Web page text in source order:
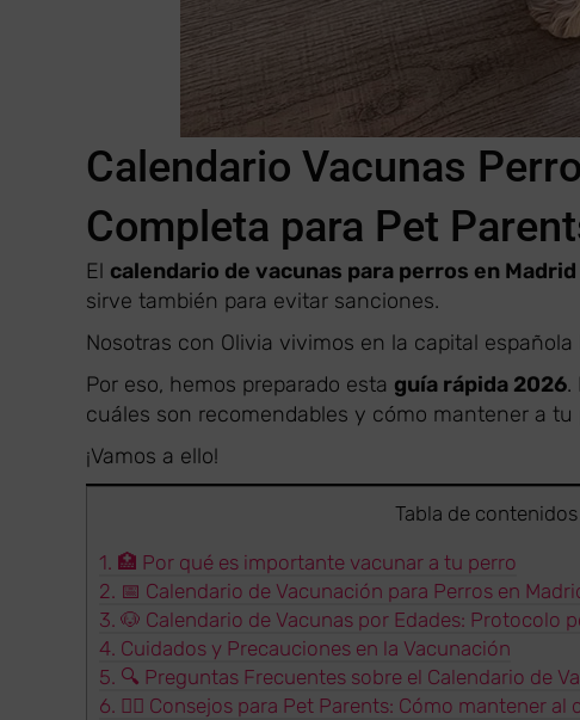
Calendario Vacunas
Completa para Pet
El calendario de vacunas para perros en Madrid
sirve también para evitar sanciones.
Nosotras con Olivia vivimos en la capital española
Por eso, hemos preparado esta guía rápida 2026.
cuáles son recomendables y cómo mantener a tu
¡Vamos a ello!
Tabla de contenidos
1. 🏥 Por qué es importante vacunar a tu perro
2. 📅 Calendario de Vacunación para Perros en
3. 🐶 Calendario de Vacunas por Edades: Protocolo
4. Cuidados y Precauciones en la Vacunación
5. 🔍 Preguntas Frecuentes sobre el Calendario de
6. 🚶‍♂️ Consejos para Pet Parents: Cómo mantener